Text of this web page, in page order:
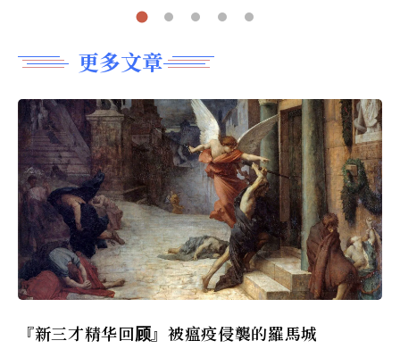
更多文章
『新三才精华回顾』被瘟疫侵襲的羅馬城